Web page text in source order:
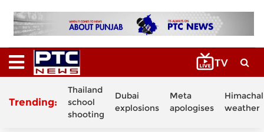
Trending:
Thailand
school
shooting
Dubai
explosions
Meta
apologises
Himachal
weather